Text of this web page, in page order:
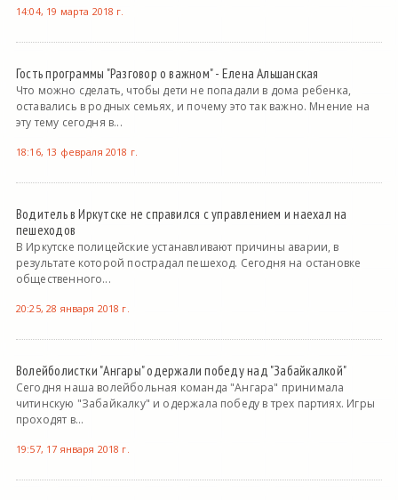
14:04, 19 марта 2018 г.
Гость программы "Разговор о важном" - Елена Альшанская
Что можно сделать, чтобы дети не попадали в дома ребенка,
оставались в родных семьях, и почему это так важно. Мнение на
эту тему сегодня в...
18:16, 13 февраля 2018 г.
Водитель в Иркутске не справился с управлением и наехал на
пешеходов
В Иркутске полицейские устанавливают причины аварии, в
результате которой пострадал пешеход. Сегодня на остановке
общественного...
20:25, 28 января 2018 г.
Волейболистки "Ангары" одержали победу над "Забайкалкой"
Сегодня наша волейбольная команда "Ангара" принимала
читинскую "Забайкалку" и одержала победу в трех партиях. Игры
проходят в...
19:57, 17 января 2018 г.